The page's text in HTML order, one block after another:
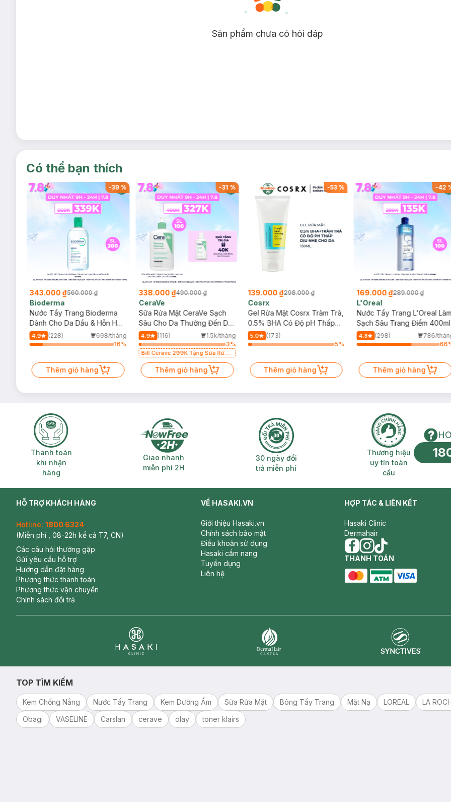
Sản phẩm chưa có hỏi đáp
Có thể bạn thích
-39%
343.000 ₫560.000 ₫
Bioderma
Nước Tẩy Trang Bioderma
Dành Cho Da Dầu & Hỗn Hợp
500ml
4.9 (228)
698/tháng
16%
Thêm giỏ hàng
-31 %
338.000 ₫490.000 ₫
CeraVe
Sữa Rửa Mặt CeraVe Sạch
Sâu Cho Da Thường Đến Da
Dầu 473ml
4.9 (116)
1.5k/tháng
3%
Bill Cerave 299K Tặng Sữa Rửa
Mặt Cerave 30ml (SL có hạn)
Thêm giỏ hàng
-53%
139.000 ₫298.000 ₫
Cosrx
Gel Rửa Mặt Cosrx Tràm Trà,
0.5% BHA Có Độ pH Thấp
150ml
5.0
(173)
5%
Thêm giỏ hàng
-42
169.000 ₫289.000 ₫
L'Oreal
Nước Tẩy Trang L'Oreal Làm
Sạch Sâu Trang Điểm 400ml
4.8 (298)
786/
66
Thêm giỏ hàng
Thanh toán khi nhận hàng
Thanh toán
khi nhận
hàng
Giao nhanh miễn phí 2H
Giao nhanh
miễn phí 2H
30 ngày đổi trả miễn phí
30 ngày đổi
trả miễn phí
Thương hiệu uy
Thương hiệu
uy tín toàn
cầu
HỖ TRỢ KHÁCH HÀNG
Hotline: 1800 6324
(Miễn phí , 08-22h kể cả T7, CN)
Các câu hỏi thường gặp
Gửi yêu cầu hỗ trợ
Hướng dẫn đặt hàng
Phương thức thanh toán
Phương thức vận chuyển
Chính sách đổi trả
VỀ HASAKI.VN
Giới thiệu Hasaki.vn
Chính sách bảo mật
Điều khoản sử dụng
Hasaki cẩm nang
Tuyển dụng
Liên hệ
HỢP TÁC & LIÊN KẾT
Hasaki Clinic
Dermahair
facebook
instagram
tiktok
THANH TOÁN
TOP TÌM KIẾM
Kem Chống Nắng Nước Tẩy Trang Kem Dưỡng Ẩm Sữa Rửa Mặt Bông Tẩy Trang Mặt Nạ LOREAL LA
Obagi
VASELINE Carslan cerave olay toner klairs